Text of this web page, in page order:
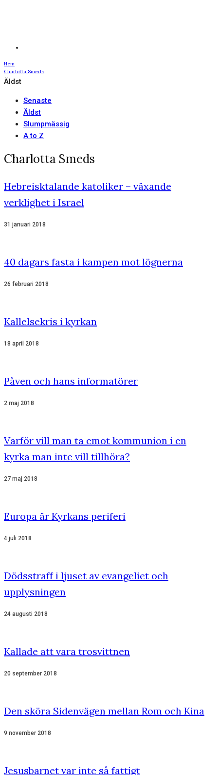
Hem
Charlotta Smeds
Äldst
Senaste
Äldst
Slumpmässig
A to Z
Charlotta Smeds
Hebreisktalande katoliker – växande
verklighet i Israel
31 januari 2018
40 dagars fasta i kampen mot lögnerna
26 februari 2018
Kallelsekris i kyrkan
18 april 2018
Påven och hans informatörer
2 maj 2018
Varför vill man ta emot kommunion i en
kyrka man inte vill tillhöra?
27 maj 2018
Europa är Kyrkans periferi
4 juli 2018
Dödsstraff i ljuset av evangeliet och
upplysningen
24 augusti 2018
Kallade att vara trosvittnen
20 september 2018
Den sköra Sidenvägen mellan Rom och Kina
9 november 2018
Jesusbarnet var inte så fattigt